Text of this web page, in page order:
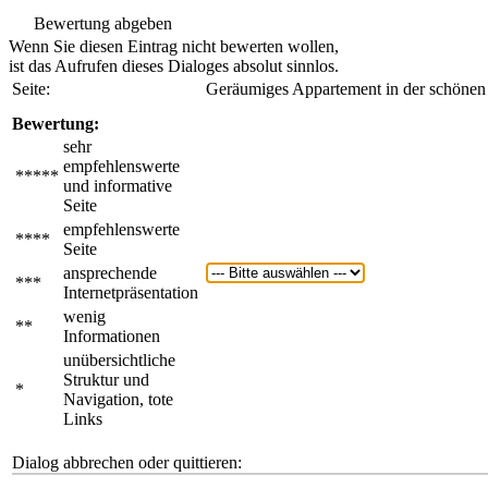
Bewertung abgeben
Wenn Sie diesen Eintrag nicht bewerten wollen,
ist das Aufrufen dieses Dialoges absolut sinnlos.
Seite:
Geräumiges Appartement in der
Bewertung:
*****
sehr
empfehlenswerte
und informative
Seite
****
empfehlenswerte
Seite
***
ansprechende
Internetpräsentation
**
wenig
Informationen
*
unübersichtliche
Struktur und
Navigation, tote
Links
Dialog abbrechen oder quittieren: